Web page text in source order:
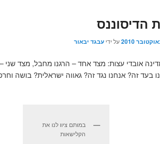
הדיסוננס
על ידי עבגד יבאור
אובדי עצות: מצד אחד – הרגנו מחבל, מצד
בעד זה? אנחנו נגד זה? גאווה ישראלית? בושה
במותם ציוו לנו את
הקלישאות